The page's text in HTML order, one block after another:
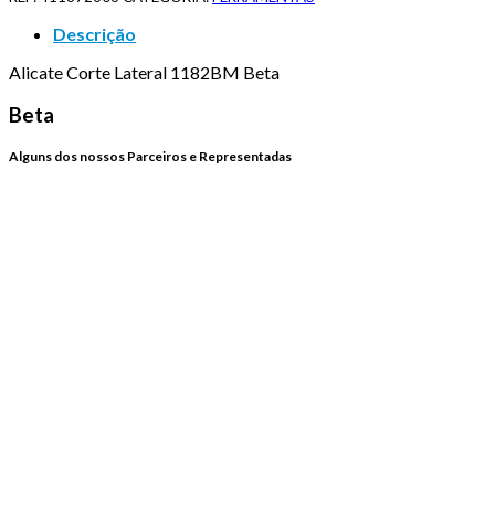
Descrição
Alicate Corte Lateral 1182BM Beta
Beta
Alguns dos nossos Parceiros e Representadas